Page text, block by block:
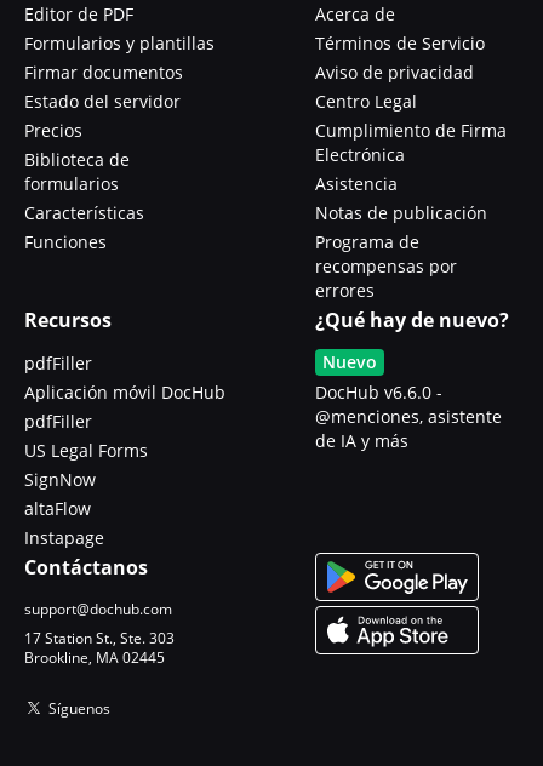
Editor de PDF
Formularios y plantillas
Firmar documentos
Estado del servidor
Precios
Biblioteca de
formularios
Características
Funciones
Acerca de
Términos de Servicio
Aviso de privacidad
Centro Legal
Cumplimiento de Firma
Electrónica
Asistencia
Notas de publicación
Programa de
recompensas por
errores
Recursos
pdfFiller
Aplicación móvil DocHub
pdfFiller
US Legal Forms
SignNow
altaFlow
Instapage
¿Qué hay de nuevo?
Nuevo
DocHub v6.6.0 -
@menciones, asistente
de IA y más
Contáctanos
support@dochub.com
17 Station St., Ste. 303
Brookline, MA 02445
Síguenos